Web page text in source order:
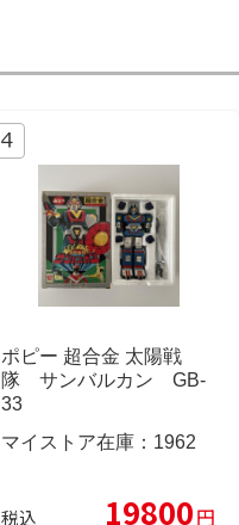
ポピー 超合金 太陽戦
隊 サンバルカン GB-
33
マイストア在庫： 1962
税込 19800円